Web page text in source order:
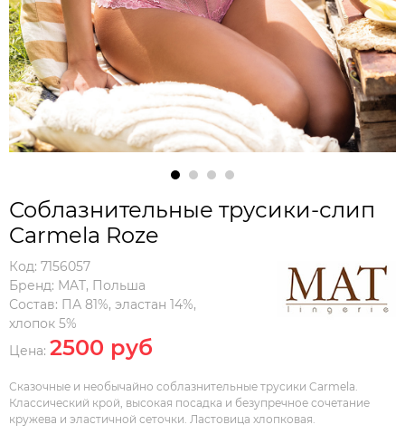
Соблазнительные трусики-слип
Carmela Roze
Код: 7156057
Бренд: MAT, Польша
Состав: ПА 81%, эластан 14%,
хлопок 5%
Цена: 2500 руб
Сказочные и необычайно соблазнительные трусики Carmela.
Классический крой, высокая посадка и безупречное сочетание
кружева и эластичной сеточки. Ластовица хлопковая.